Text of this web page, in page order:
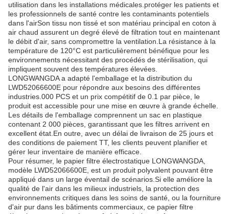
utilisation dans les installations médicales.protéger les patients et
les professionnels de santé contre les contaminants potentiels
dans l'airSon tissu non tissé et son matériau principal en coton à
air chaud assurent un degré élevé de filtration tout en maintenant
le débit d'air, sans compromettre la ventilation.La résistance à la
température de 120°C est particulièrement bénéfique pour les
environnements nécessitant des procédés de stérilisation, qui
impliquent souvent des températures élevées.
LONGWANGDA a adapté l'emballage et la distribution du
LWD52066600E pour répondre aux besoins des différentes
industries.000 PCS et un prix compétitif de 0.1 par pièce, le
produit est accessible pour une mise en œuvre à grande échelle.
Les détails de l'emballage comprennent un sac en plastique
contenant 2 000 pièces, garantissant que les filtres arrivent en
excellent état.En outre, avec un délai de livraison de 25 jours et
des conditions de paiement TT, les clients peuvent planifier et
gérer leur inventaire de manière efficace.
Pour résumer, le papier filtre électrostatique LONGWANGDA,
modèle LWD52066600E, est un produit polyvalent pouvant être
appliqué dans un large éventail de scénarios.Si elle améliore la
qualité de l'air dans les milieux industriels, la protection des
environnements critiques dans les soins de santé, ou la fourniture
d'air pur dans les bâtiments commerciaux, ce papier filtre